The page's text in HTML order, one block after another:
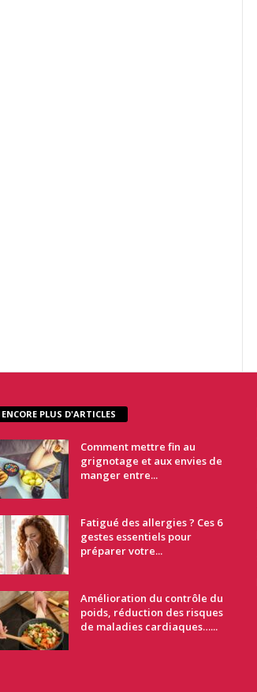
ENCORE PLUS D'ARTICLES
Comment mettre fin au
grignotage et aux envies de
manger entre...
Fatigué des allergies ? Ces 6
gestes essentiels pour
préparer votre...
Amélioration du contrôle du
poids, réduction des risques
de maladies cardiaques…...